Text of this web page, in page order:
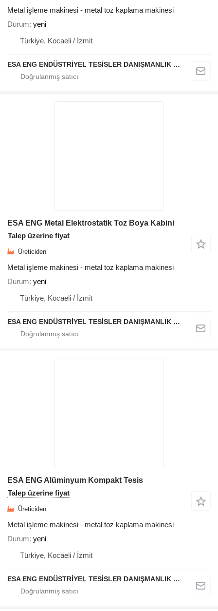
Metal işleme makinesi - metal toz kaplama makinesi
Durum yeni
Türkiye, Kocaeli / İzmit
ESA ENG ENDÜSTRİYEL TESİSLER DANIŞMANLIK DIŞ TİCARET VE SANAYİ LİMİTED ŞİRKETİ
ESA ENG Metal Elektrostatik Toz Boya Kabini
Talep üzerine fiyat
Üreticiden
Metal işleme makinesi - metal toz kaplama makinesi
Durum yeni
Türkiye, Kocaeli / İzmit
ESA ENG ENDÜSTRİYEL TESİSLER DANIŞMANLIK DIŞ TİCARET VE SANAYİ LİMİTED ŞİRKETİ
ESA ENG Alüminyum Kompakt Tesis
Talep üzerine fiyat
Üreticiden
Metal işleme makinesi - metal toz kaplama makinesi
Durum yeni
Türkiye, Kocaeli / İzmit
ESA ENG ENDÜSTRİYEL TESİSLER DANIŞMANLIK DIŞ TİCARET VE SANAYİ LİMİTED ŞİRKETİ